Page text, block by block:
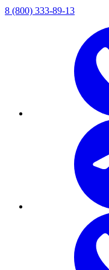
8 (800) 333-89-13